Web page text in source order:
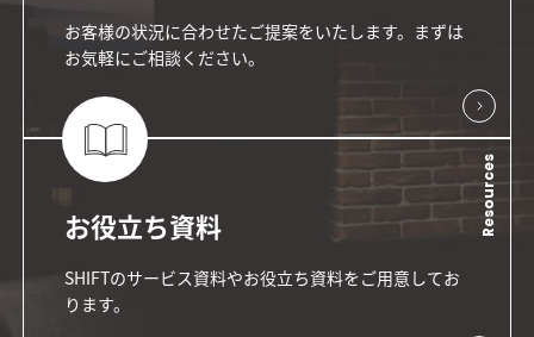
お客様の状況に合わせたご提案をいたします。まずは
お気軽にご相談ください。
お役立ち資料
SHIFTのサービス資料やお役立ち資料をご用意してお
ります。
Resources